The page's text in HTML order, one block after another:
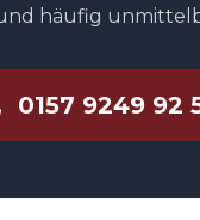
häufig
0157 9249 92